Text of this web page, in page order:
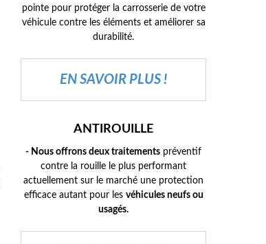
pointe pour protéger la carrosserie de votre
véhicule contre les éléments et améliorer sa
durabilité.
EN SAVOIR PLUS !
ANTIROUILLE
- Nous offrons deux traitements préventif
contre la rouille le plus performant
actuellement sur le marché une protection
efficace autant pour les véhicules neufs ou
usagés.